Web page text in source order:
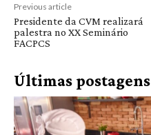
Previous article
Presidente da CVM realizará
palestra no XX Seminário
FACPCS
Últimas postagens